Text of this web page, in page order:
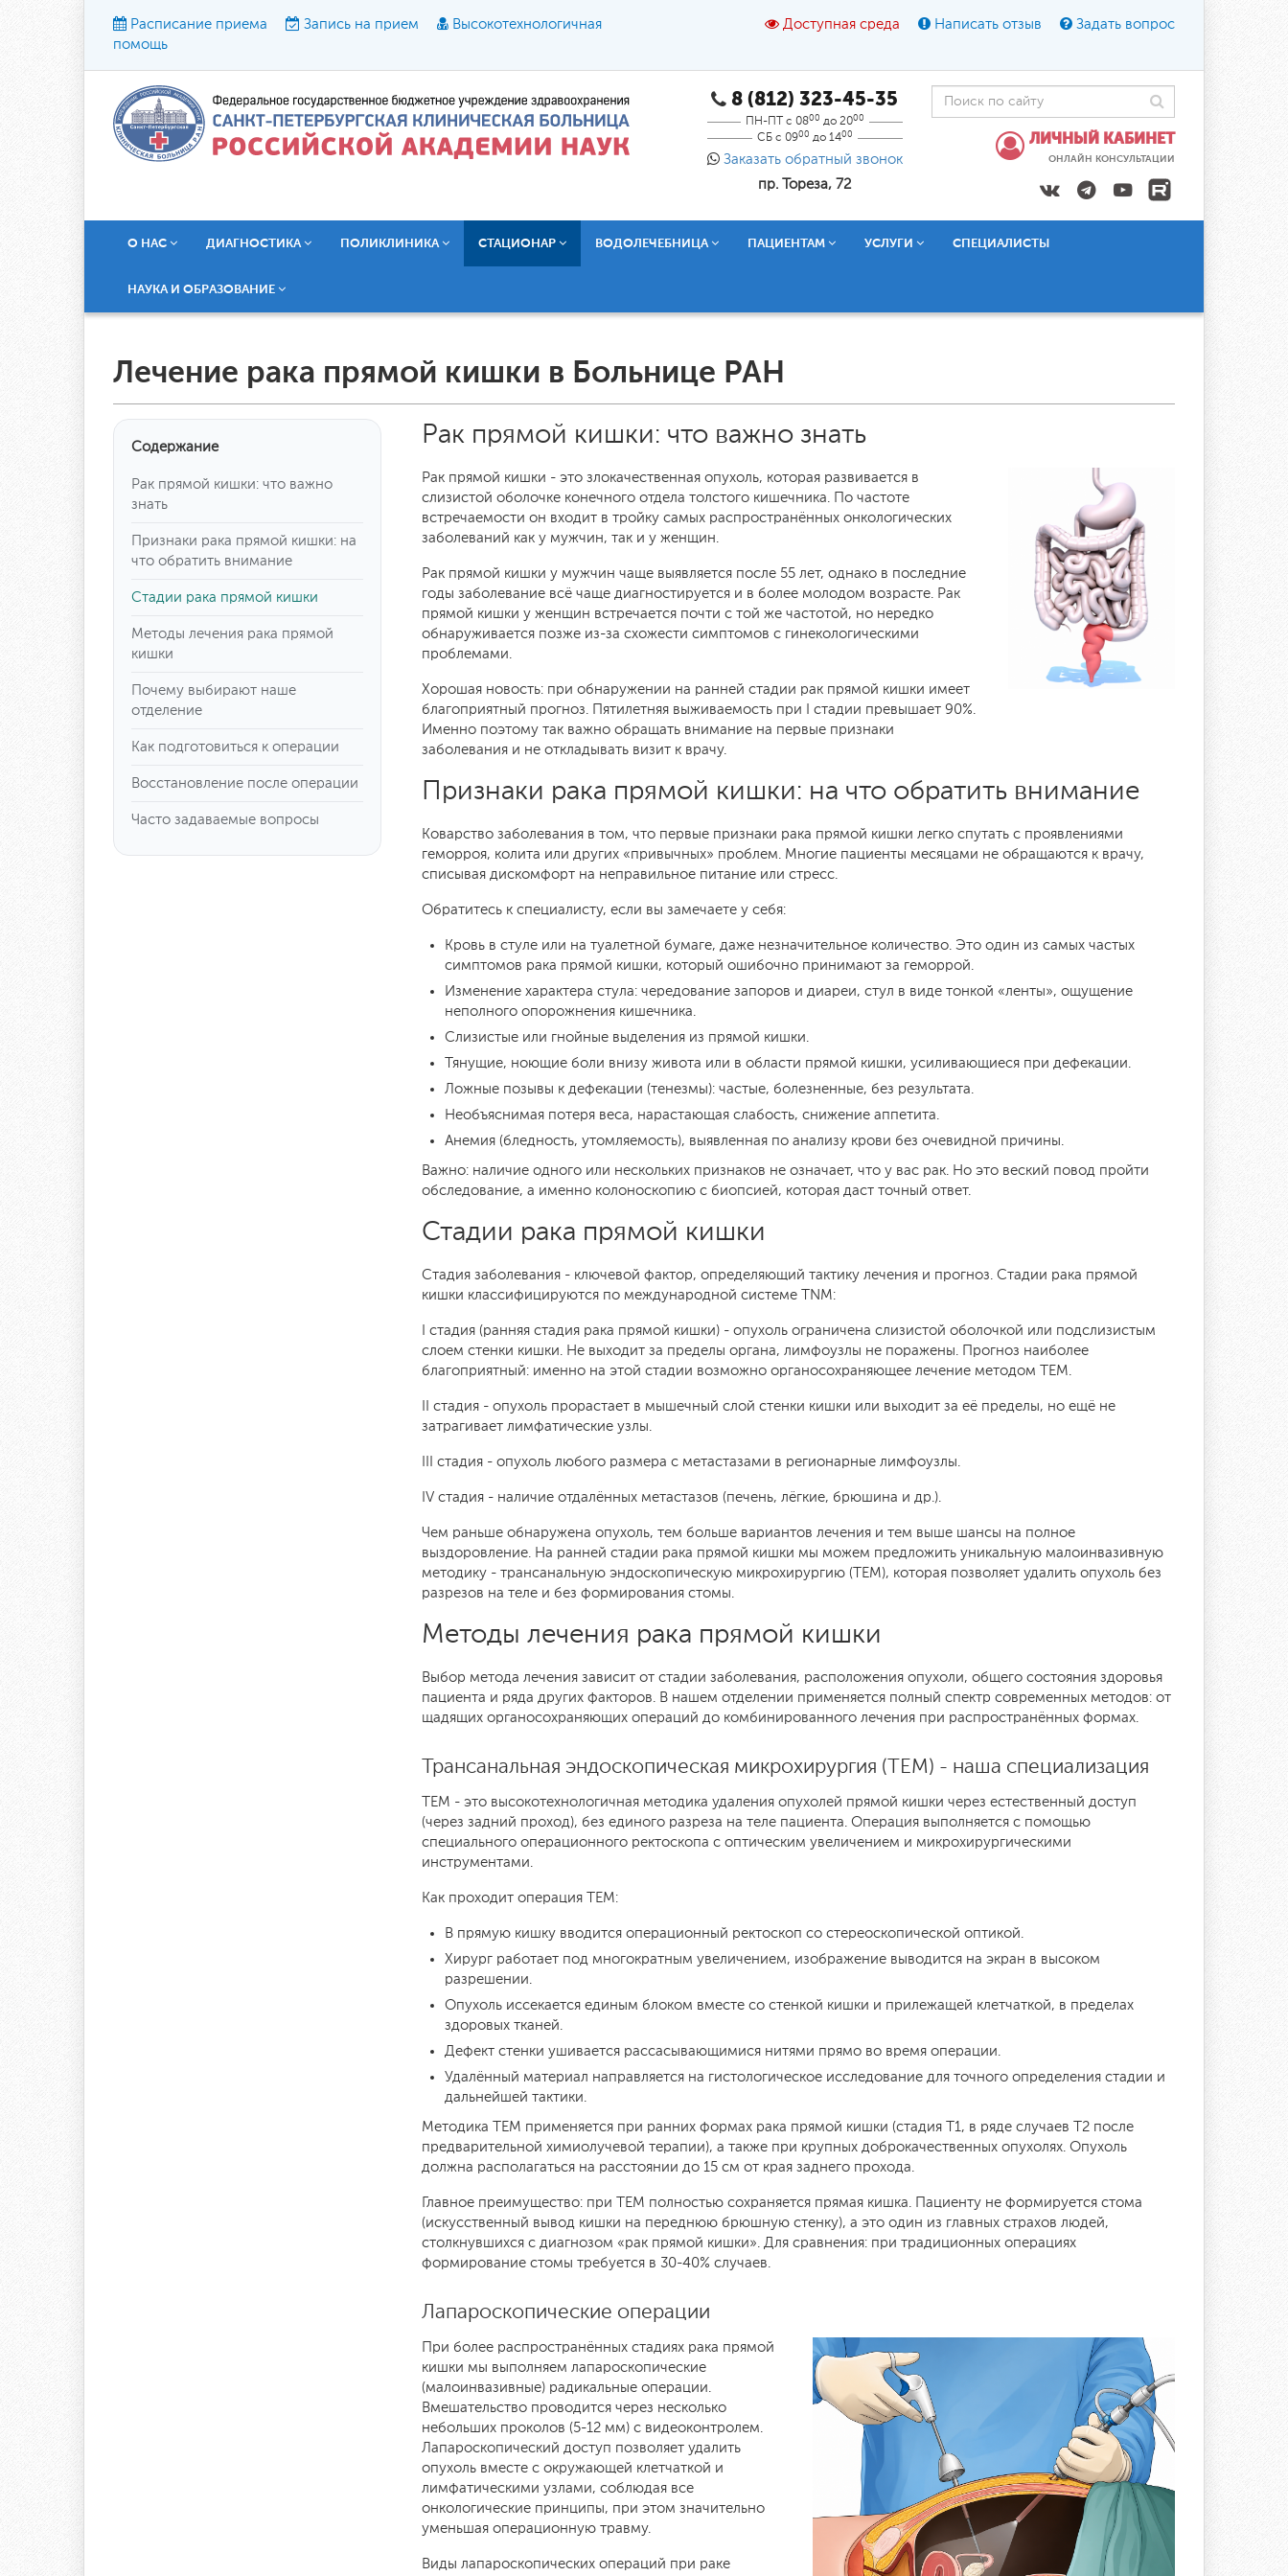
Расписание приема Запись на прием
Высокотехнологичная
помощь
Доступная среда Написать отзыв Задать вопрос
Размер шрифта: A A A
Текст: Кириллица Брайль Звук
8 (812) 323-45-35
ПН-ПТ с 0800 до 2000
СБ с 0900 до 1400
Заказать обратный звонок
пр. Тореза, 72
ЛИЧНЫЙ КАБИНЕТ
ОНЛАЙН КОНСУЛЬТАЦИИ
О НАС ДИАГНОСТИКА ПОЛИКЛИНИКА СТАЦИОНАР ВОДОЛЕЧЕБНИЦА ПАЦИЕНТАМ УСЛУГИ СПЕЦИАЛИСТЫ
НАУКА И ОБРАЗОВАНИЕ
Лечение рака прямой кишки в Больнице РАН
Содержание
Рак прямой кишки: что важно
знать
Признаки рака прямой кишки: на
что обратить внимание
Стадии рака прямой кишки
Методы лечения рака прямой
кишки
Почему выбирают наше
отделение
Как подготовиться к операции
Восстановление после операции
Часто задаваемые вопросы
Рак прямой кишки: что важно знать
Рак прямой кишки - это злокачественная опухоль, которая развивается в
слизистой оболочке конечного отдела толстого кишечника. По частоте
встречаемости он входит в тройку самых распространённых онкологических
заболеваний как у мужчин, так и у женщин.
Рак прямой кишки у мужчин чаще выявляется после 55 лет, однако в последние
годы заболевание всё чаще диагностируется и в более молодом возрасте. Рак
прямой кишки у женщин встречается почти с той же частотой, но нередко
обнаруживается позже из-за схожести симптомов с гинекологическими
проблемами.
Хорошая новость: при обнаружении на ранней стадии рак прямой кишки имеет
благоприятный прогноз. Пятилетняя выживаемость при I стадии превышает 90%.
Именно поэтому так важно обращать внимание на первые признаки
заболевания и не откладывать визит к врачу.
Признаки рака прямой кишки: на что обратить внимание
Коварство заболевания в том, что первые признаки рака прямой кишки легко спутать с проявлениями
геморроя, колита или других «привычных» проблем. Многие пациенты месяцами не обращаются к врачу,
списывая дискомфорт на неправильное питание или стресс.
Обратитесь к специалисту, если вы замечаете у себя:
Кровь в стуле или на туалетной бумаге, даже незначительное количество. Это один из самых частых
симптомов рака прямой кишки, который ошибочно принимают за геморрой.
Изменение характера стула: чередование запоров и диареи, стул в виде тонкой «ленты», ощущение
неполного опорожнения кишечника.
Слизистые или гнойные выделения из прямой кишки.
Тянущие, ноющие боли внизу живота или в области прямой кишки, усиливающиеся при дефекации.
Ложные позывы к дефекации (тенезмы): частые, болезненные, без результата.
Необъяснимая потеря веса, нарастающая слабость, снижение аппетита.
Анемия (бледность, утомляемость), выявленная по анализу крови без очевидной причины.
Важно: наличие одного или нескольких признаков не означает, что у вас рак. Но это веский повод пройти
обследование, а именно колоноскопию с биопсией, которая даст точный ответ.
Стадии рака прямой кишки
Стадия заболевания - ключевой фактор, определяющий тактику лечения и прогноз. Стадии рака прямой
кишки классифицируются по международной системе TNM:
I стадия (ранняя стадия рака прямой кишки) - опухоль ограничена слизистой оболочкой или подслизистым
слоем стенки кишки. Не выходит за пределы органа, лимфоузлы не поражены. Прогноз наиболее
благоприятный: именно на этой стадии возможно органосохраняющее лечение методом TEM.
II стадия - опухоль прорастает в мышечный слой стенки кишки или выходит за её пределы, но ещё не
затрагивает лимфатические узлы.
III стадия - опухоль любого размера с метастазами в регионарные лимфоузлы.
IV стадия - наличие отдалённых метастазов (печень, лёгкие, брюшина и др.).
Чем раньше обнаружена опухоль, тем больше вариантов лечения и тем выше шансы на полное
выздоровление. На ранней стадии рака прямой кишки мы можем предложить уникальную малоинвазивную
методику - трансанальную эндоскопическую микрохирургию (TEM), которая позволяет удалить опухоль без
разрезов на теле и без формирования стомы.
Методы лечения рака прямой кишки
Выбор метода лечения зависит от стадии заболевания, расположения опухоли, общего состояния здоровья
пациента и ряда других факторов. В нашем отделении применяется полный спектр современных методов: от
щадящих органосохраняющих операций до комбинированного лечения при распространённых формах.
Трансанальная эндоскопическая микрохирургия (TEM) - наша специализация
TEM - это высокотехнологичная методика удаления опухолей прямой кишки через естественный доступ
(через задний проход), без единого разреза на теле пациента. Операция выполняется с помощью
специального операционного ректоскопа с оптическим увеличением и микрохирургическими
инструментами.
Как проходит операция TEM:
В прямую кишку вводится операционный ректоскоп со стереоскопической оптикой.
Хирург работает под многократным увеличением, изображение выводится на экран в высоком
разрешении.
Опухоль иссекается единым блоком вместе со стенкой кишки и прилежащей клетчаткой, в пределах
здоровых тканей.
Дефект стенки ушивается рассасывающимися нитями прямо во время операции.
Удалённый материал направляется на гистологическое исследование для точного определения стадии и
дальнейшей тактики.
Методика TEM применяется при ранних формах рака прямой кишки (стадия T1, в ряде случаев T2 после
предварительной химиолучевой терапии), а также при крупных доброкачественных опухолях. Опухоль
должна располагаться на расстоянии до 15 см от края заднего прохода.
Главное преимущество: при TEM полностью сохраняется прямая кишка. Пациенту не формируется стома
(искусственный вывод кишки на переднюю брюшную стенку), а это один из главных страхов людей,
столкнувшихся с диагнозом «рак прямой кишки». Для сравнения: при традиционных операциях
формирование стомы требуется в 30-40% случаев.
Лапароскопические операции
При более распространённых стадиях рака прямой
кишки мы выполняем лапароскопические
(малоинвазивные) радикальные операции.
Вмешательство проводится через несколько
небольших проколов (5-12 мм) с видеоконтролем.
Лапароскопический доступ позволяет удалить
опухоль вместе с окружающей клетчаткой и
лимфатическими узлами, соблюдая все
онкологические принципы, при этом значительно
уменьшая операционную травму.
Виды лапароскопических операций при раке